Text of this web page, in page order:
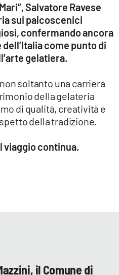
Salvatore Ravese
sui palcoscenici
confermando ancora
come punto di
gelatiera.
soltanto una carriera
della gelateria
di qualità, creatività e
della tradizione.
viaggio continua.
il Comune di